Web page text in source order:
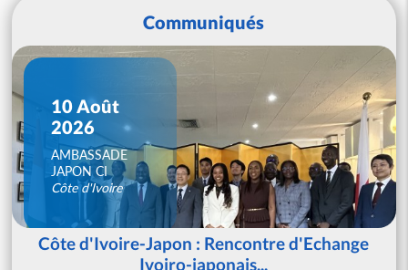
Communiqués
10 Août
2026
AMBASSADE
JAPON CI
Côte d'Ivoire
Côte d'Ivoire-Japon : Rencontre d'Echange
Ivoiro-japonais...